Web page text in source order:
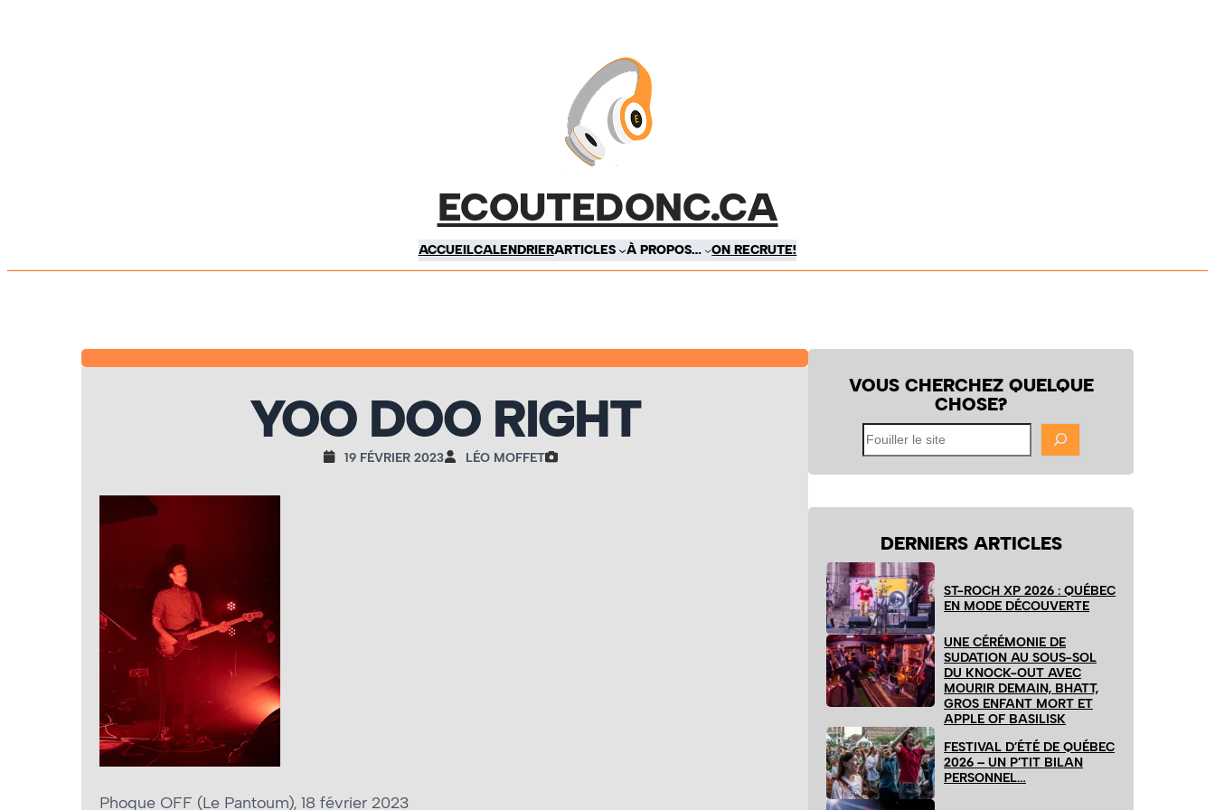
ECOUTEDONC.CA
ACCUEILCALENDRIERARTICLES À PROPOS… ON RECRUTE!
YOO DOO RIGHT
19 FÉVRIER 2023 LÉO MOFFET
Phoque OFF (Le Pantoum), 18 février 2023
VOUS CHERCHEZ QUELQUE
CHOSE?
Fouiller
le
site
DERNIERS ARTICLES
ST-ROCH XP 2026 : QUÉBEC
EN MODE DÉCOUVERTE
UNE CÉRÉMONIE DE
SUDATION AU SOUS-SOL
DU KNOCK-OUT AVEC
MOURIR DEMAIN, BHATT,
GROS ENFANT MORT ET
APPLE OF BASILISK
FESTIVAL D’ÉTÉ DE QUÉBEC
2026 – UN P’TIT BILAN
PERSONNEL…